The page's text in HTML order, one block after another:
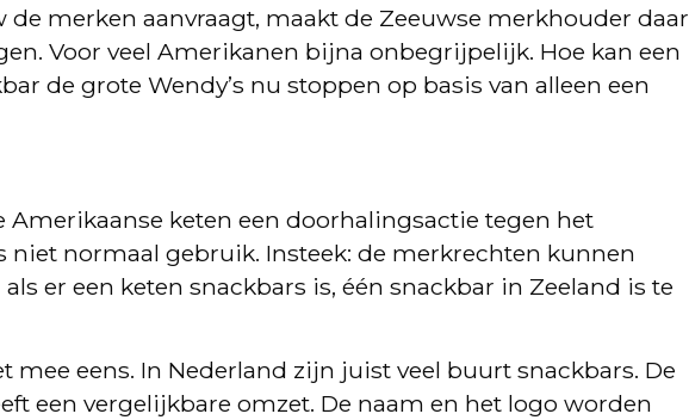
de merken aanvraagt, maakt de Zeeuwse merkhouder daar
Voor veel Amerikanen bijna onbegrijpelijk. Hoe kan een
de grote Wendy’s nu stoppen op basis van alleen een
Amerikaanse keten een doorhalingsactie tegen het
niet normaal gebruik. Insteek: de merkrechten kunnen
er een keten snackbars is, één snackbar in Zeeland is te
mee eens. In Nederland zijn juist veel buurt snackbars. De
een vergelijkbare omzet. De naam en het logo worden